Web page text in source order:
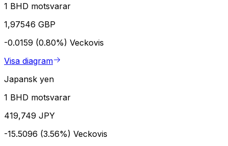
1 BHD motsvarar
1,97546 GBP
-0.0159 (0.80%) Veckovis
Visa diagram
Japansk yen
1 BHD motsvarar
419,749 JPY
-15.5096 (3.56%) Veckovis